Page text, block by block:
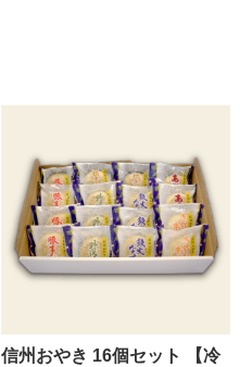
信州おやき 16個セット 【冷